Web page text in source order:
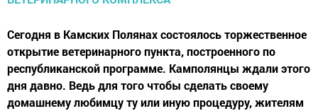
Сегодня в Камских Полянах состоялось торжественное
открытие ветеринарного пункта, построенного по
республиканской программе. Камполянцы ждали этого
дня давно. Ведь для того чтобы сделать своему
домашнему любимцу ту или иную процедуру, жителям